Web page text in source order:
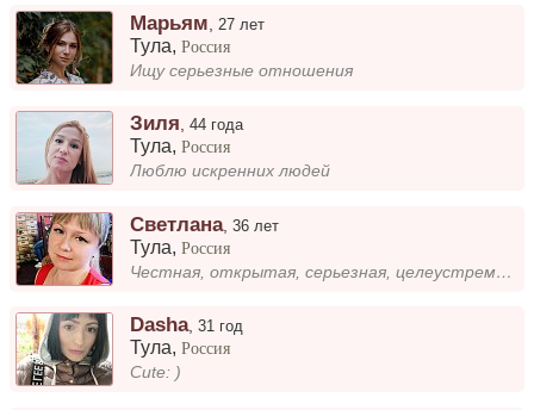
Марьям 27 лет
Тула,Россия
Ищу серьезные отношения
Зиля,44 года
Тула,Россия
Люблю искренних людей
Светлана,36 лет
Тула,Россия
Честная, открытая, серьезная, целеустремленная, воспитанная, верная. Не терплю измен и лжи. Ищу достойного человека для...
Dasha,31 год
Тула,Россия
Cute: )